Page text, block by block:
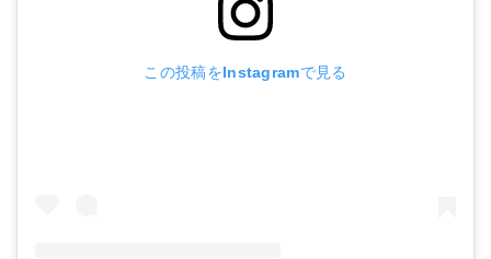
この投稿をInstagramで見る